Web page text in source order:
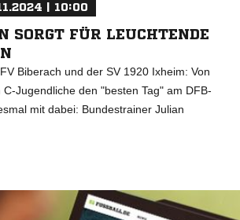
| 10:00
SORGT FÜR LEUCHTENDE
Biberach und der SV 1920 Ixheim: Von
Jugendliche den "besten Tag" am DFB-
mit dabei: Bundestrainer Julian